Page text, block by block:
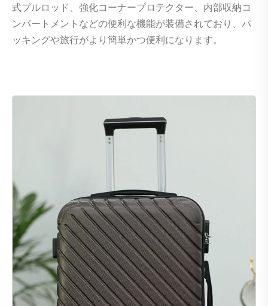
式プルロッド、強化コーナープロテクター、内部収納コ
ンパートメントなどの便利な機能が装備されており、パ
ッキングや旅行がより簡単かつ便利になります。